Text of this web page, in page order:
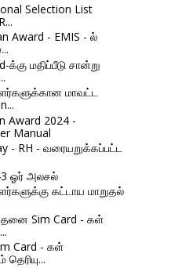
Selection List
Award - EMIS - ல்
க்கு மதிப்பீடு சான்று
மாவட்ட
Award 2024 -
Manual
- RH - வரையறுக்கப்பட்ட
ஓர் அலசல்
கட்டாய மாறுதல்
Sim Card - கள்
Card - கள்